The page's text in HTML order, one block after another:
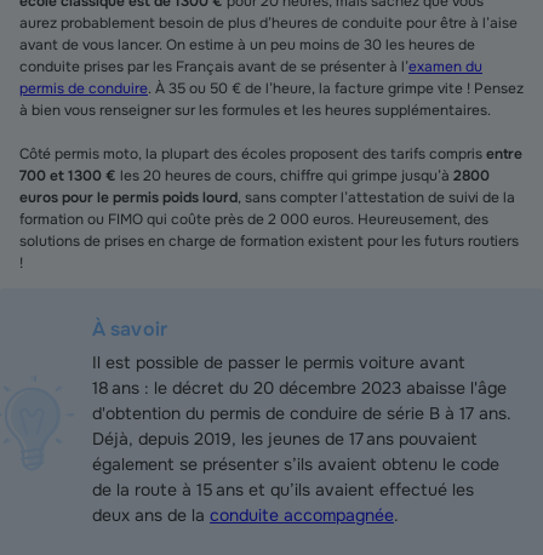
aurez probablement besoin de plus d’heures de conduite pour être à l’aise
avant de vous lancer. On estime à un peu moins de 30 les heures de
conduite prises par les Français avant de se présenter à l’examen du
permis de conduire. À 35 ou 50 € de l’heure, la facture grimpe vite ! Pensez
à bien vous renseigner sur les formules et les heures supplémentaires.
Côté permis moto, la plupart des écoles proposent des tarifs comprisentre
700 et 1300 € les 20 heures de cours, chiffre qui grimpe jusqu’à 2800
euros pour le permis poids lourd, sans compter l’attestation de suivi de la
formation ou FIMO qui coûte près de 2 000 euros. Heureusement, des
solutions de prises en charge de formation existent pour les futurs routiers
!
À savoir
Il est possible de passer le permis voiture avant
18 ans : le décret du 20 décembre 2023 abaisse l'âge
d'obtention du permis de conduire de série B à 17 ans.
Déjà, depuis 2019, les jeunes de 17 ans pouvaient
également se présenter s’ils avaient obtenu le code
de la route à 15 ans et qu’ils avaient effectué les
deux ans de la conduite accompagnée.